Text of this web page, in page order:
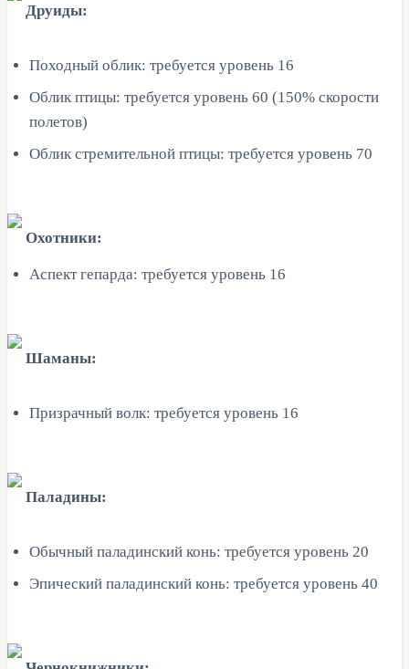
Друиды:
Походный облик: требуется уровень 16
Облик птицы: требуется уровень 60 (150% скорости
полетов)
Облик стремительной птицы: требуется уровень 70
Охотники:
Аспект гепарда: требуется уровень 16
Шаманы:
Призрачный волк: требуется уровень 16
Паладины:
Обычный паладинский конь: требуется уровень 20
Эпический паладинский конь: требуется уровень 40